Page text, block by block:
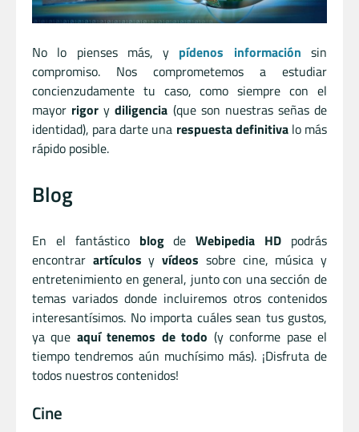
No lo pienses más, y pídenos información sin
compromiso. Nos comprometemos a estudiar
concienzudamente tu caso, como siempre con el
mayor rigor ydiligencia (que son nuestras señas de
identidad), para darte una respuesta definitivalo más
rápido posible.
Blog
En el fantástico blogdeWebipedia HD podrás
encontrar artículos yvídeos sobre cine, música y
entretenimiento en general, junto con una sección de
temas variados donde incluiremos otros contenidos
interesantísimos. No importa cuáles sean tus gustos,
ya que aquí tenemos de todo (y conforme pase el
tiempo tendremos aún muchísimo más). ¡Disfruta de
todos nuestros contenidos!
Cine